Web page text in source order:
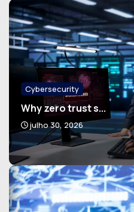
Cybersecurity
Why zero trust s...
julho 30, 2026